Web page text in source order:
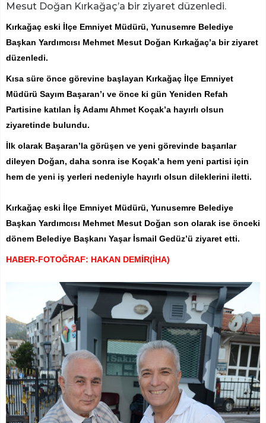
Mesut Doğan Kırkağaç’a bir ziyaret düzenledi.
Kırkağaç eski İlçe Emniyet Müdürü, Yunusemre Belediye
Başkan Yardımcısı Mehmet Mesut Doğan Kırkağaç’a bir ziyaret
düzenledi.
Kısa süre önce görevine başlayan Kırkağaç İlçe Emniyet
Müdürü Sayım Başaran’ı ve önce ki gün Yeniden Refah
Partisine katılan İş Adamı Ahmet Koçak’a hayırlı olsun
ziyaretinde bulundu.
İlk olarak Başaran’la görüşen ve yeni görevinde başarılar
dileyen Doğan, daha sonra ise Koçak’a hem yeni partisi için
hem de yeni iş yerleri nedeniyle hayırlı olsun dileklerini iletti.
Kırkağaç eski İlçe Emniyet Müdürü, Yunusemre Belediye
Başkan Yardımcısı Mehmet Mesut Doğan son olarak ise önceki
dönem Belediye Başkanı Yaşar İsmail Gedüz’ü ziyaret etti.
HABER-FOTOĞRAF: HAKAN DEMİR(İHA)